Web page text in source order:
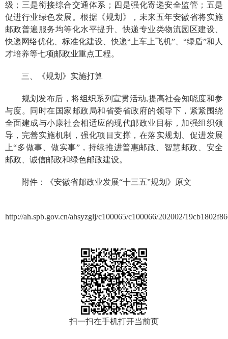
级；三是衔接综合交通体系；四是强化寄递安全监管；五是
促进行业绿色发展。根据《规划》，未来五年安徽省将实施
邮政普遍服务均等化水平提升、快递专业类物流园区建设、
快递网络优化、标准化建设、快递“上车上飞机”、“绿盾”和人
才培养等七项邮政业重点工程。
三、《规划》实施打算
规划发布后，将组织系列宣贯活动,提高社会知晓度和参
与度。同时在国家邮政局和省委省政府的领导下，紧紧围绕
全面建成与小康社会相适应的现代邮政业目标，加强组织领
导，完善实施机制，强化项目支撑，在落实规划、促进发展
上“多做事、做实事”，持续推进普惠邮政、智慧邮政、安全
邮政、诚信邮政和绿色邮政建设。
附件：《安徽省邮政业发展“十三五”规划》原文
http://ah.spb.gov.cn/ahsyzglj/c100065/c100066/202002/
扫一扫在手机打开当前页